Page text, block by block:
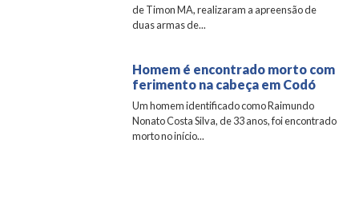
de Timon MA, realizaram a apreensão de
duas armas de...
Homem é encontrado morto com
ferimento na cabeça em Codó
Um homem identificado como Raimundo
Nonato Costa Silva, de 33 anos, foi encontrado
morto no início...